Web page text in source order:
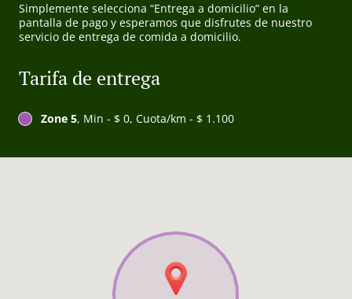
Simplemente selecciona “Entrega a domicilio” en la
pantalla de pago y esperamos que disfrutes de nuestro
servicio de entrega de comida a domicilio.
Tarifa de entrega
Zone 5, Min - $ 0, Cuota/km - $ 1.100